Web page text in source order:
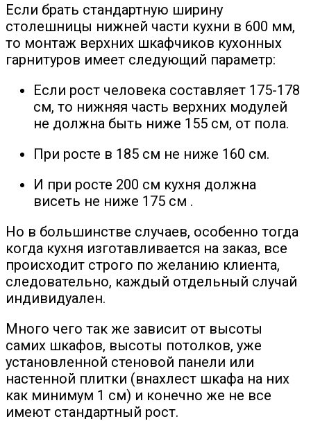
Если брать стандартную ширину
столешницы нижней части кухни в 600 мм,
то монтаж верхних шкафчиков кухонных
гарнитуров имеет следующий параметр:
Если рост человека составляет 175-178
см, то нижняя часть верхних модулей
не должна быть ниже 155 см, от пола.
При росте в 185 см не ниже 160 см.
И при росте 200 см кухня должна
висеть не ниже 175 см .
Но в большинстве случаев, особенно тогда
когда кухня изготавливается на заказ, все
происходит строго по желанию клиента,
следовательно, каждый отдельный случай
индивидуален.
Много чего так же зависит от высоты
самих шкафов, высоты потолков, уже
установленной стеновой панели или
настенной плитки (внахлест шкафа на них
как минимум 1 см) и конечно же не все
имеют стандартный рост.